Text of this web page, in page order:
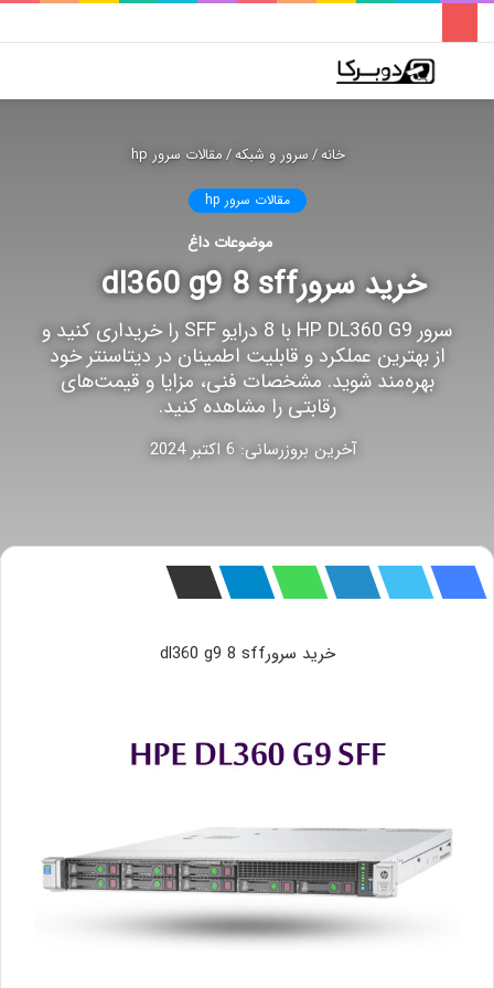
پوسته
فهرست
خانه/سرور و شبکه/مقالات سرور hp
مقالات سرور hp
موضوعات داغ
خرید سرورdl360 g9 8 sff
سرور HP DL360 G9 با 8 درایو SFF را خریداری کنید و
از بهترین عملکرد و قابلیت اطمینان در دیتاسنتر خود
بهره‌مند شوید. مشخصات فنی، مزایا و قیمت‌های
رقابتی را مشاهده کنید.
آخرین بروزرسانی: 6 اکتبر 2024
خرید سرورdl360 g9 8 sff